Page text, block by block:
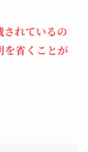
れているの
を省くことが